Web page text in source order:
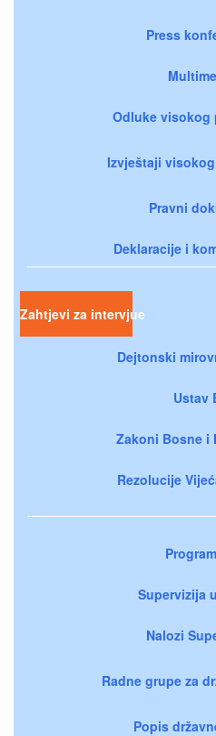
Press
Odluke visokog
Izvještaji
Pravni
Deklaracije i
Zahtjevi za intervjue
Dejtonski
Ustav
Zakoni Bosne i
Rezolucije
Supervizija
Nalozi
Radne grupe za
Popis